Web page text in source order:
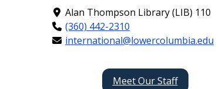
Alan Thompson Library (LIB) 110
(360) 442-2310
international@lowercolumbia.edu
Meet Our Staff